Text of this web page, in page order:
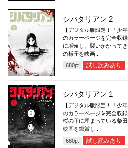
シバタリアン 2
【デジタル版限定！「少
のカラーページを完全収
に増殖し、襲いかかって
の様子を映画...
680pt 試し読みあり
シバタリアン 1
【デジタル版限定！「少
のカラーページを完全収録
桜の下に埋まっている柴
映画を鑑賞し...
680pt 試し読みあり